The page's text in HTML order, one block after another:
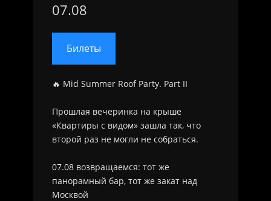
07.08
Билеты
🔥 Mid Summer Roof Party. Part II
Прошлая вечеринка на крыше
«Квартиры с видом» зашла так, что
второй раз не могли не собраться.
07.08 возвращаемся: тот же
панорамный бар, тот же закат над
Москвой